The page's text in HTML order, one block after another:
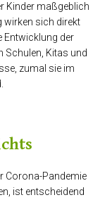
Kinder maßgeblich
wirken sich direkt
Entwicklung der
Schulen, Kitas und
zumal sie im
Corona-Pandemie
ist entscheidend